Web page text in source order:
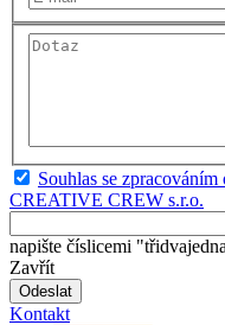
Souhlas se
CREATIVE CREW s.r.o.
napište číslicemi
Zavřít
Odeslat
Kontakt